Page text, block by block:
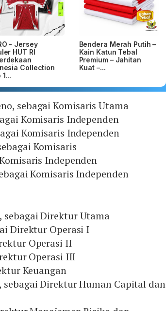
- Jersey
HUT RI
Collection
Bendera Merah Putih –
Kain Katun Tebal
Premium – Jahitan
Kuat –...
sebagai Komisaris Utama
Komisaris Independen
Komisaris Independen
Komisaris
Independen
Komisaris Independen
sebagai Direktur Utama
Direktur Operasi I
Operasi II
Operasi III
Keuangan
sebagai Direktur Human Capital dan